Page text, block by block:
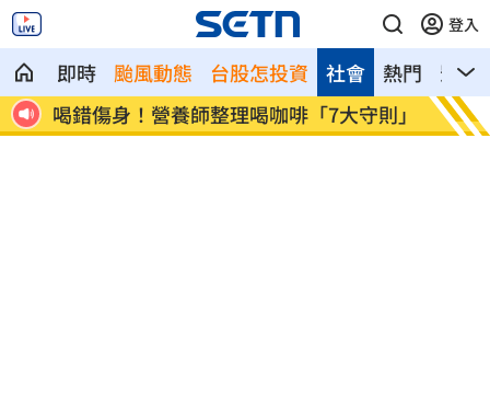
登入
即時 颱風動態 台股怎投資 熱門 影音
社會
喝錯傷身！營養師整理喝咖啡「7大守則」 美：東南
導